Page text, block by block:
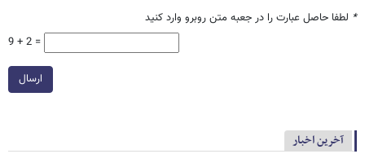
* لطفا حاصل عبارت را در جعبه متن روبرو وارد کنید
9 + 2 =
ارسال
آخرین اخبار